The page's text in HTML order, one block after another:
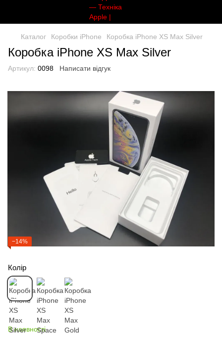
Каталог Коробки iPhone Коробка iPhone XS Max Silver
Коробка iPhone XS Max Silver
Артикул: 0098 Написати відгук
−14%
Колір
В наявності